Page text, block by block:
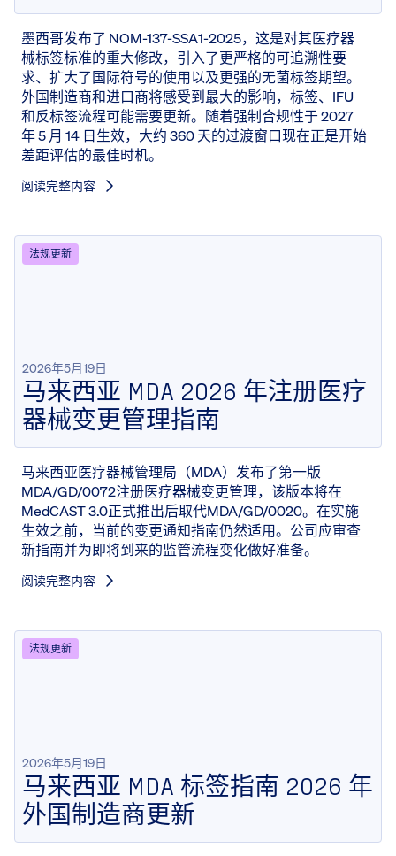
墨西哥发布了 NOM-137-SSA1-2025，这是对其医疗器
械标签标准的重大修改，引入了更严格的可追溯性要
求、扩大了国际符号的使用以及更强的无菌标签期望。
外国制造商和进口商将感受到最大的影响，标签、IFU
和反标签流程可能需要更新。随着强制合规性于 2027
年 5 月 14 日生效，大约 360 天的过渡窗口现在正是开始
差距评估的最佳时机。
阅读完整内容
法规更新
2026年5月19日
马来西亚 MDA 2026 年注册医疗
器械变更管理指南
马来西亚医疗器械管理局（MDA）发布了第一版
MDA/GD/0072注册医疗器械变更管理，该版本将在
MedCAST 3.0正式推出后取代MDA/GD/0020。在实施
生效之前，当前的变更通知指南仍然适用。公司应审查
新指南并为即将到来的监管流程变化做好准备。
阅读完整内容
法规更新
2026年5月19日
马来西亚 MDA 标签指南 2026 年
外国制造商更新